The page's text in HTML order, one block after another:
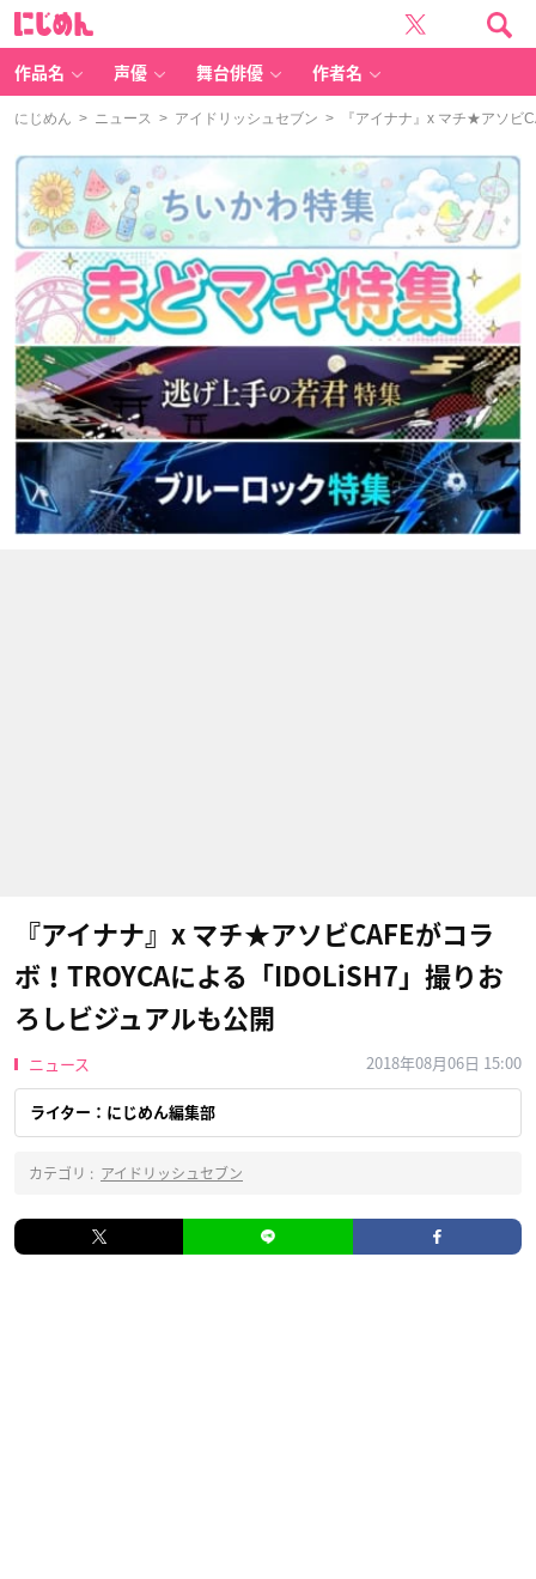
作品名 声優 舞台俳優 作者名
にじめん > ニュース > アイドリッシュセブン > 『アイナナ』x マチ★アソビ
『アイナナ』x マチ★アソビCAFEがコラ
ボ！TROYCAによる「IDOLiSH7」撮りお
ろしビジュアルも公開
ニュース 2018年08月06日 15:00
ライター：にじめん編集部
カテゴリ : アイドリッシュセブン